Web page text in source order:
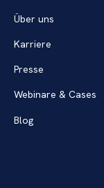
Über uns
Karriere
Presse
Webinare & Cases
Blog